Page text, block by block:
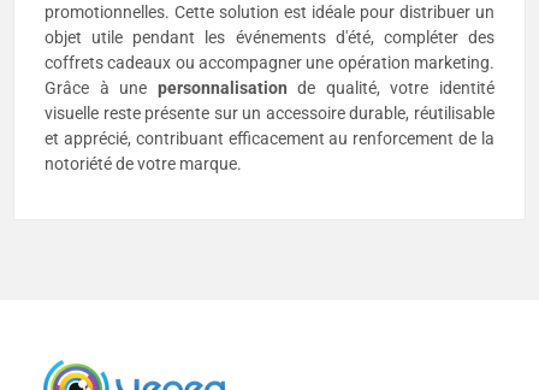
promotionnelles. Cette solution est idéale pour distribuer un
objet utile pendant les événements d'été, compléter des
coffrets cadeaux ou accompagner une opération marketing.
Grâce à une personnalisation de qualité, votre identité
visuelle reste présente sur un accessoire durable, réutilisable
et apprécié, contribuant efficacement au renforcement de la
notoriété de votre marque.